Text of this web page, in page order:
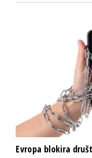
Evropa blokira